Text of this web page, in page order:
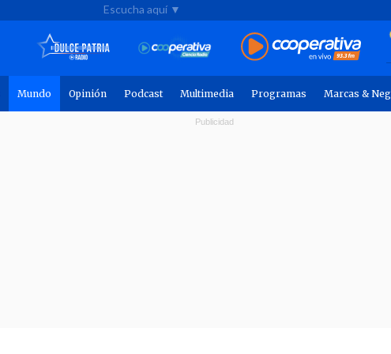
Escucha aquí ▼
Mundo Opinión Podcast Multimedia Programas Marcas &